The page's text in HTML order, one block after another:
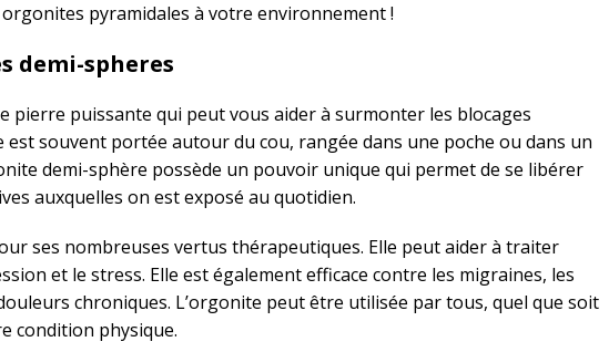
pyramidales à votre environnement !
demi-spheres
pierre puissante qui peut vous aider à surmonter les blocages
est souvent portée autour du cou, rangée dans une poche ou dans un
demi-sphère possède un pouvoir unique qui permet de se libérer
auxquelles on est exposé au quotidien.
ses nombreuses vertus thérapeutiques. Elle peut aider à traiter
et le stress. Elle est également efficace contre les migraines, les
chroniques. L’orgonite peut être utilisée par tous, quel que soit
condition physique.